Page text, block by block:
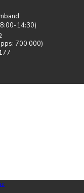
14:30)
700 000)